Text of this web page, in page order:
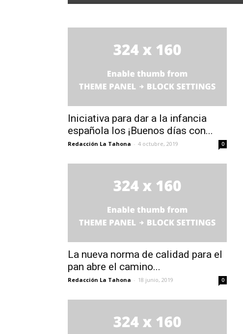
Iniciativa para dar a la infancia
española los ¡Buenos días con...
Redacción La Tahona - 4 octubre, 2019 0
La nueva norma de calidad para el
pan abre el camino...
Redacción La Tahona - 18 junio, 2019 0